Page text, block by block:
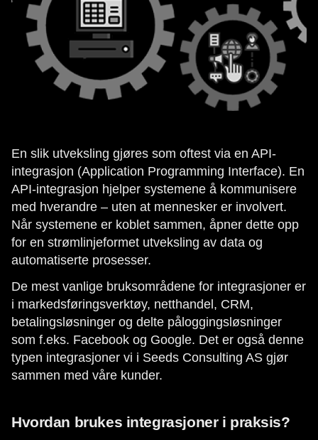
En slik utveksling gjøres som oftest via en API-
integrasjon (Application Programming Interface). En
API-integrasjon hjelper systemene å kommunisere
med hverandre – uten at mennesker er involvert.
Når systemene er koblet sammen, åpner dette opp
for en strømlinjeformet utveksling av data og
automatiserte prosesser.
De mest vanlige bruksområdene for integrasjoner er
i markedsføringsverktøy, netthandel, CRM,
betalingsløsninger og delte påloggingsløsninger
som f.eks. Facebook og Google. Det er også denne
typen integrasjoner vi i Seeds Consulting AS gjør
sammen med våre kunder.
Hvordan brukes integrasjoner i praksis?